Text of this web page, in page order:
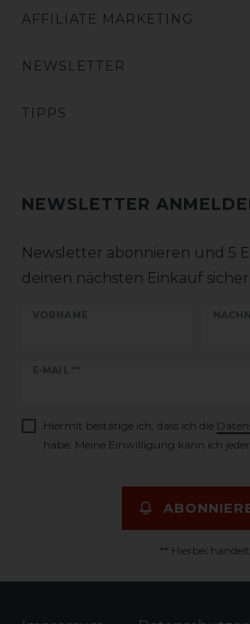
AFFILIATE MARKETING
NEWSLETTER
TIPPS
NEWSLETTER
Newsletter abonnieren und 5
deinen nächsten Einkauf
VORNAME
E-MAIL **
Newsletter
Hiermit bestätige ich, dass ich die
habe. Meine Einwilligung kann ich
** Hierbei